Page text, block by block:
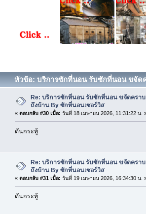
หัวข้อ: บริการซักที่นอน รับซักที่นอน ขจัด
Re: บริการซักที่นอน รับซักที่นอน ขจัดครา
ถึงบ้าน By ซักที่นอนเซอร์วิส
« ตอบกลับ #30 เมื่อ: วันที่ 18 เมษายน 2026, 11:31:22 น.
ดันกระทู้
Re: บริการซักที่นอน รับซักที่นอน ขจัดครา
ถึงบ้าน By ซักที่นอนเซอร์วิส
« ตอบกลับ #31 เมื่อ: วันที่ 19 เมษายน 2026, 16:34:30 น.
ดันกระทู้